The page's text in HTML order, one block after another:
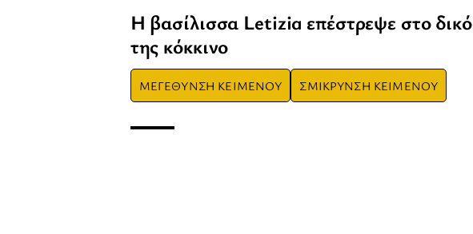
Η βασίλισσα Letizia επέστρεψε στο δικό
της κόκκινο
ΜΕΓΕΘΥΝΣΗ ΚΕΙΜΕΝΟΥ ΣΜΙΚΡΥΝΣΗ ΚΕΙΜΕΝΟΥ